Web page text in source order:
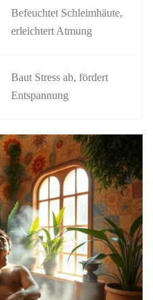
Befeuchtet Schleimhäute,
erleichtert Atmung
Baut Stress ab, fördert
Entspannung